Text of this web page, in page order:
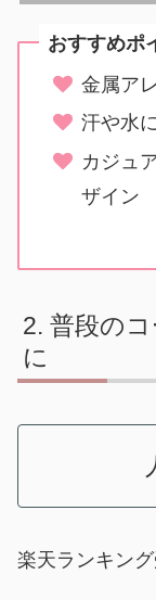
おすすめポ
金属ア
汗や水
カジュ
ザイン
普段の
に
楽天ランキン